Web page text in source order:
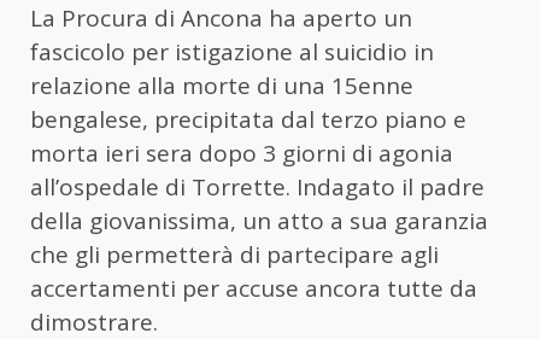
La Procura di Ancona ha aperto un
fascicolo per istigazione al suicidio in
relazione alla morte di una 15enne
bengalese, precipitata dal terzo piano e
morta ieri sera dopo 3 giorni di agonia
all’ospedale di Torrette. Indagato il padre
della giovanissima, un atto a sua garanzia
che gli permetterà di partecipare agli
accertamenti per accuse ancora tutte da
dimostrare.